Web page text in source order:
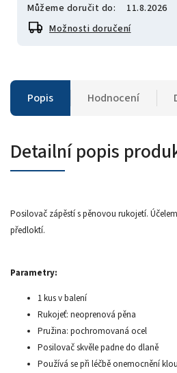
Můžeme doručit do:
11.8.2026
Možnosti doručení
Popis Hodnocení
Detailní popis
Posilovač zápěstí s pěnovou rukojetí.
předloktí.
Parametry:
1 kus v balení
Rukojeť: neoprenová pěna
Pružina: pochromovaná ocel
Posilovač skvěle padne do dlaně
Používá se při léčbě onemocnění